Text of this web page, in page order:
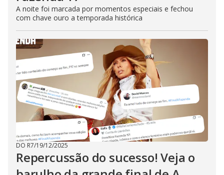
A noite foi marcada por momentos especiais e fechou
com chave ouro a temporada histórica
DO R7/19/12/2025
Repercussão do sucesso! Veja o